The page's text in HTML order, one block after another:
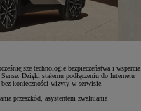
technologie bezpieczeństwa i wsparcia
Dzięki stałemu podłączeniu do Internetu
konieczności wizyty w serwisie.
przeszkód, asystentem zwalniania